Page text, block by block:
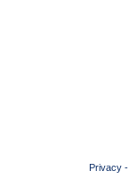
Privacy -